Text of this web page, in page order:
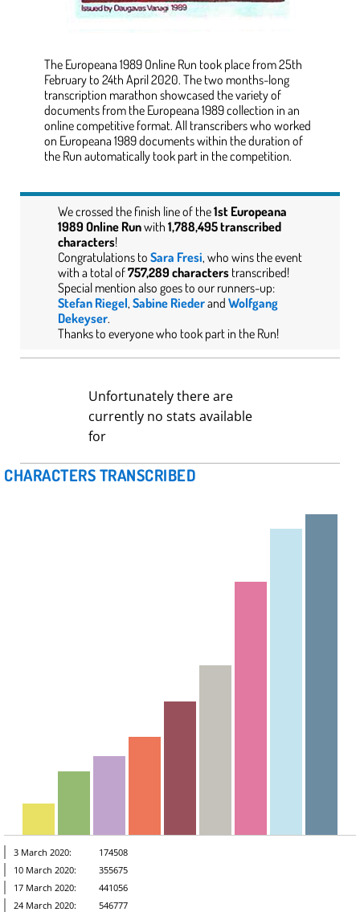
The Europeana 1989 Online Run took place from 25th
February to 24th April 2020. The two months-long
transcription marathon showcased the variety of
documents from the Europeana 1989 collection in an
online competitive format. All transcribers who worked
on Europeana 1989 documents within the duration of
the Run automatically took part in the competition.
We crossed the finish line of the1st Europeana
1989Online Runwith 1,788,495 transcribed
characters!
Congratulations to Sara Fresi, who wins the event
with a total of757,289 characterstranscribed!
Special mention also goes to our runners-up:
Stefan Riegel, Sabine Riederand Wolfgang
Dekeyser.
Thanks to everyone who took part in the Run!
Unfortunately there are
currently no stats available
for
CHARACTERS TRANSCRIBED
3 March 2020:
174508
10 March 2020:
355675
17 March 2020:
441056
24 March 2020:
546777